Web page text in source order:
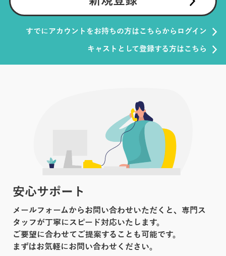
すでにアカウントをお持ちの方はこちらからログイン
キャストとして登録する方はこちら
安心サポート
メールフォームからお問い合わせいただくと、専門ス
タッフが丁寧にスピード対応いたします。
ご要望に合わせてご提案することも可能です。
まずはお気軽にお問い合わせください。